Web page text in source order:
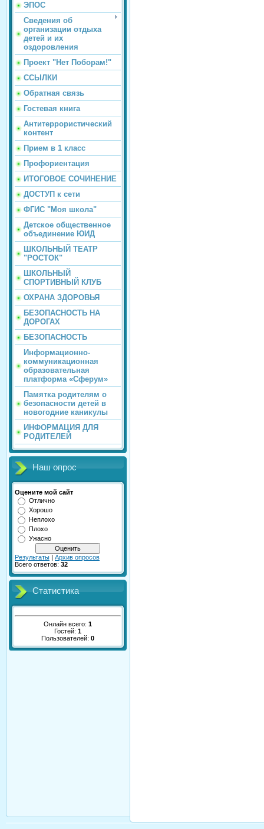
ЭПОС
Сведения об
организации отдыха
детей и их
оздоровления
Проект "Нет Поборам!"
ССЫЛКИ
Обратная связь
Гостевая книга
Антитеррористический
контент
Прием в 1 класс
Профориентация
ИТОГОВОЕ СОЧИНЕНИЕ
ДОСТУП к сети
ФГИС "Моя школа"
Детское общественное
объединение ЮИД
ШКОЛЬНЫЙ ТЕАТР
"РОСТОК"
ШКОЛЬНЫЙ
СПОРТИВНЫЙ КЛУБ
ОХРАНА ЗДОРОВЬЯ
БЕЗОПАСНОСТЬ НА
ДОРОГАХ
БЕЗОПАСНОСТЬ
Информационно-
коммуникационная
образовательная
платформа «Сферум»
Памятка родителям о
безопасности детей в
новогодние каникулы
ИНФОРМАЦИЯ ДЛЯ
РОДИТЕЛЕЙ
Наш опрос
Оцените мой сайт
Отлично
Хорошо
Неплохо
Плохо
Ужасно
Результаты | Архив опросов
Всего ответов: 32
Статистика
Онлайн всего: 1
Гостей: 1
Пользователей: 0